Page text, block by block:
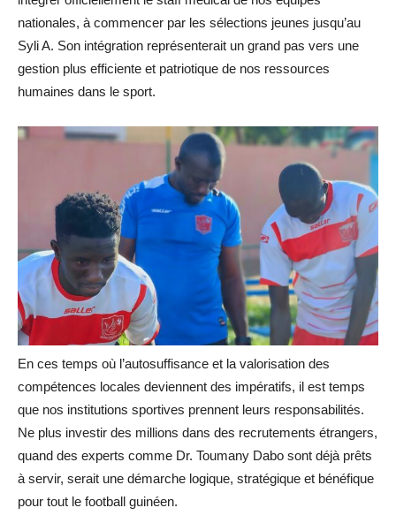
nationales, à commencer par les sélections jeunes jusqu’au
Syli A. Son intégration représenterait un grand pas vers une
gestion plus efficiente et patriotique de nos ressources
humaines dans le sport.
En ces temps où l’autosuffisance et la valorisation des
compétences locales deviennent des impératifs, il est temps
que nos institutions sportives prennent leurs responsabilités.
Ne plus investir des millions dans des recrutements étrangers,
quand des experts comme Dr. Toumany Dabo sont déjà prêts
à servir, serait une démarche logique, stratégique et bénéfique
pour tout le football guinéen.